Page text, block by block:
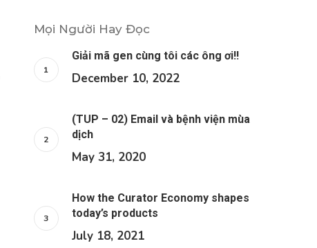
Mọi Người Hay Đọc
Giải mã gen cùng tôi các ông ơi!!
December 10, 2022
(TUP – 02) Email và bệnh viện mùa
dịch
May 31, 2020
How the Curator Economy shapes
today’s products
July 18, 2021